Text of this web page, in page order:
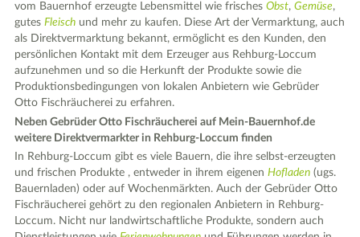
vom Bauernhof erzeugte Lebensmittel wie frischesObst,Gemüse,
gutesFleisch und mehr zu kaufen. Diese Art der Vermarktung, auch
als Direktvermarktung bekannt, ermöglicht es den Kunden, den
persönlichen Kontakt mit dem Erzeuger aus Rehburg-Loccum
aufzunehmen und so die Herkunft der Produkte sowie die
Produktionsbedingungen von lokalen Anbietern wie Gebrüder
Otto Fischräucherei zu erfahren.
Neben Gebrüder Otto Fischräucherei auf Mein-Bauernhof.de
weitere Direktvermarkter in Rehburg-Loccum finden
In Rehburg-Loccum gibt es viele Bauern, die ihre selbst-erzeugten
und frischen Produkte , entweder in ihrem eigenenHofladen (ugs.
Bauernladen) oder auf Wochenmärkten. Auch der Gebrüder Otto
Fischräucherei gehört zu den regionalen Anbietern in Rehburg-
Loccum. Nicht nur landwirtschaftliche Produkte, sondern auch